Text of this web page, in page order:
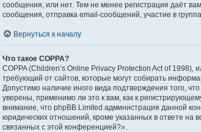
сообщения, или нет. Тем не менее регистрация даёт
сообщения, отправка email-сообщений, участие в
Вернуться к началу
Что такое COPPA?
COPPA (Children’s Online Privacy Protection Act of
требующий от сайтов, которые могут собирать
Допустимо наличие иного вида подтверждения того,
уверены, применимо ли это к вам, как к
внимание, что phpBB Limited администрация данной
юридических отношений, кроме указанных в ответе на
связанных с этой конференцией?».